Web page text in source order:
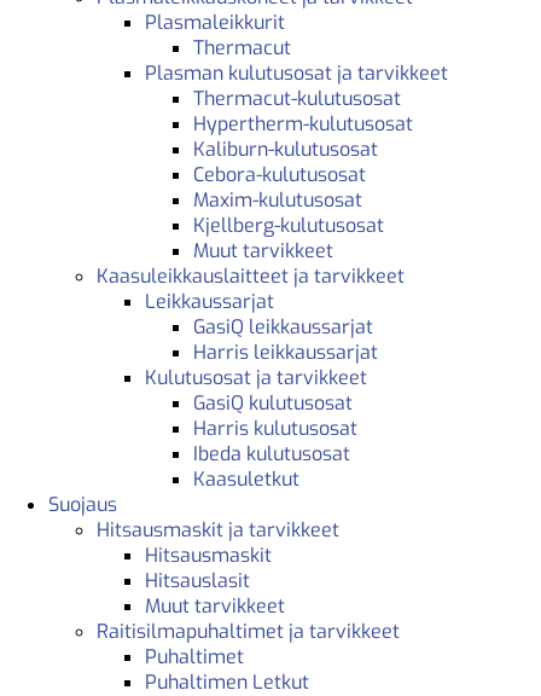
Plasmaleikkurit
Thermacut
Plasman kulutusosat ja tarvikkeet
Thermacut-kulutusosat
Hypertherm-kulutusosat
Kaliburn-kulutusosat
Cebora-kulutusosat
Maxim-kulutusosat
Kjellberg-kulutusosat
Muut tarvikkeet
Kaasuleikkauslaitteet ja tarvikkeet
Leikkaussarjat
GasiQ leikkaussarjat
Harris leikkaussarjat
Kulutusosat ja tarvikkeet
GasiQ kulutusosat
Harris kulutusosat
Ibeda kulutusosat
Kaasuletkut
Suojaus
Hitsausmaskit ja tarvikkeet
Hitsausmaskit
Hitsauslasit
Muut tarvikkeet
Raitisilmapuhaltimet ja tarvikkeet
Puhaltimet
Puhaltimen Letkut